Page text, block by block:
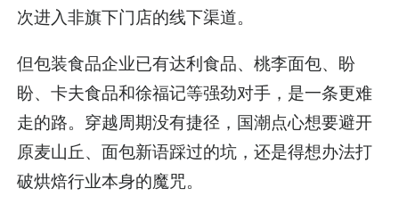
次进入非旗下门店的线下渠道。
但包装食品企业已有达利食品、桃李面包、盼
盼、卡夫食品和徐福记等强劲对手，是一条更难
走的路。穿越周期没有捷径，国潮点心想要避开
原麦山丘、面包新语踩过的坑，还是得想办法打
破烘焙行业本身的魔咒。